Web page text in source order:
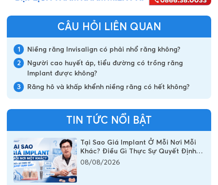
CÂU HỎI LIÊN QUAN
1
Niềng răng Invisalign có phải nhổ răng không?
2
Người cao huyết áp, tiểu đường có trồng răng
Implant được không?
3
Răng hô và khấp khểnh niềng răng có hết không?
TIN TỨC NỔI BẬT
Tại Sao Giá Implant Ở Mỗi Nơi Mỗi
Khác? Điều Gì Thực Sự Quyết Định
Chi Phí Một Chiếc Răng Implant
08/08/2026